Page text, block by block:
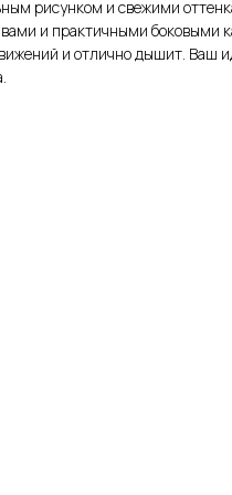
рисунком и свежими
и практичными боковыми
и отлично дышит. Ваш